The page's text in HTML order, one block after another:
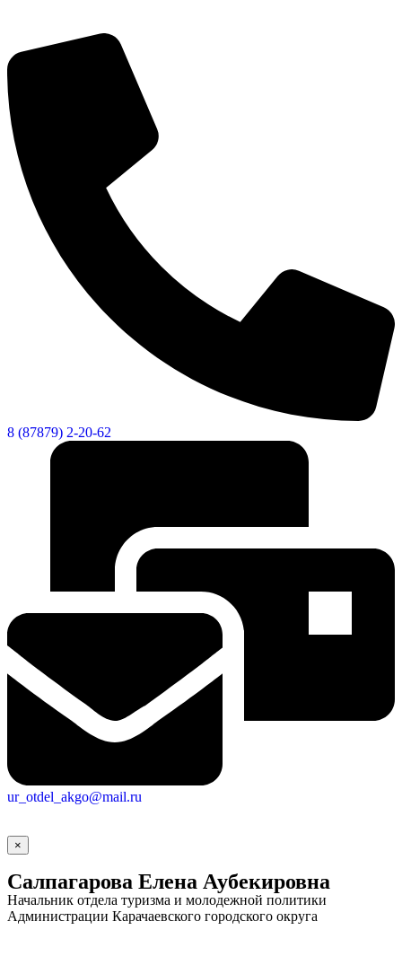
8 (87879) 2-20-62
ur_otdel_akgo@mail.ru
×
Салпагарова Елена Аубекировна
Начальник отдела туризма и молодежной политики
Администрации Карачаевского городского округа